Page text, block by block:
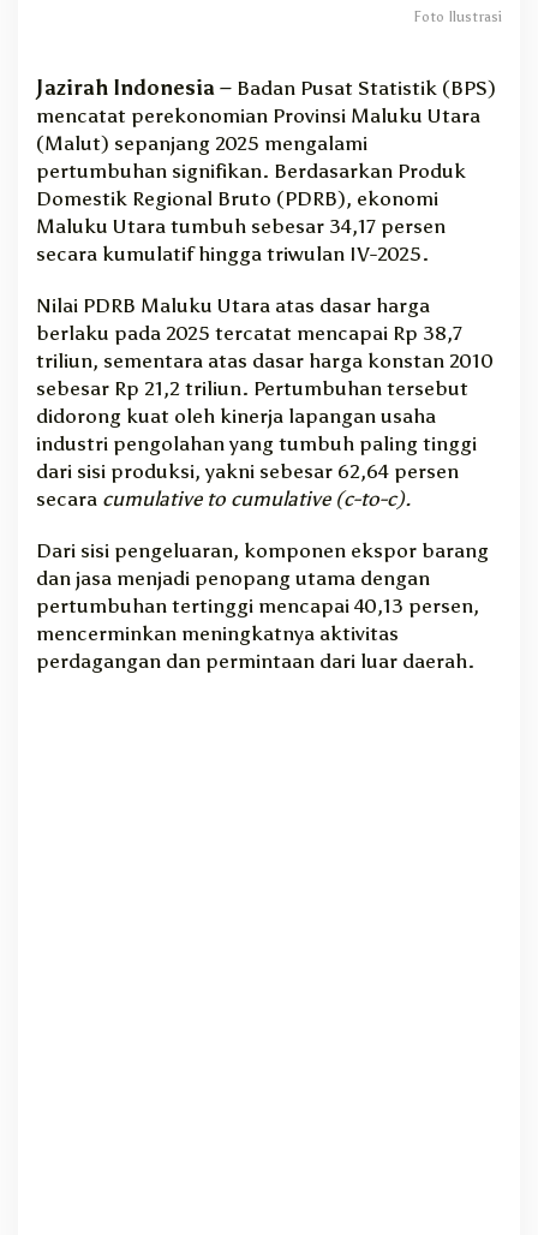
r
s
e
n
p
a
d
a
0
2
5
,
n
d
u
s
r
i
P
n
g
Foto Ilustrasi
Jazirah Indonesia – Badan Pusat Statistik (BPS)
mencatat perekonomian Provinsi Maluku Utara
(Malut) sepanjang 2025 mengalami
pertumbuhan signifikan. Berdasarkan Produk
Domestik Regional Bruto (PDRB), ekonomi
Maluku Utara tumbuh sebesar 34,17 persen
secara kumulatif hingga triwulan IV-2025.
Nilai PDRB Maluku Utara atas dasar harga
berlaku pada 2025 tercatat mencapai Rp 38,7
triliun, sementara atas dasar harga konstan 2010
sebesar Rp 21,2 triliun. Pertumbuhan tersebut
didorong kuat oleh kinerja lapangan usaha
industri pengolahan yang tumbuh paling tinggi
dari sisi produksi, yakni sebesar 62,64 persen
secara cumulative to cumulative (c-to-c).
Dari sisi pengeluaran, komponen ekspor barang
dan jasa menjadi penopang utama dengan
pertumbuhan tertinggi mencapai 40,13 persen,
mencerminkan meningkatnya aktivitas
perdagangan dan permintaan dari luar daerah.